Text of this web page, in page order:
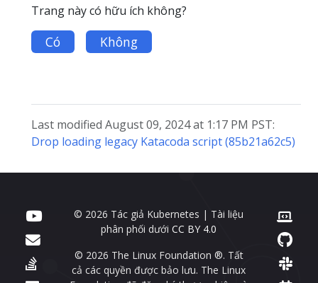
Trang này có hữu ích không?
Có Không
Last modified August 09, 2024 at 1:17 PM PST:
Drop loading legacy Katacoda script (85b21a62c5)
© 2026 Tác giả Kubernetes | Tài liệu
phân phối dướiCC BY 4.0
© 2026 The Linux Foundation ®. Tất
cả các quyền được bảo lưu. The Linux